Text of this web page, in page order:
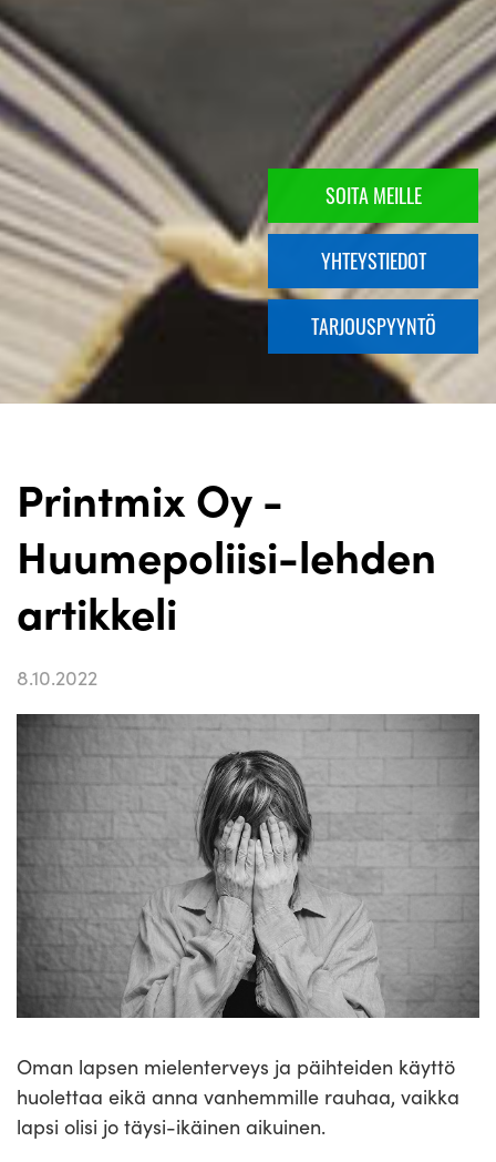
SOITA MEILLE
YHTEYSTIEDOT
TARJOUSPYYNTÖ
Printmix Oy -
Huumepoliisi-lehden
artikkeli
8.10.2022
Oman lapsen mielenterveys ja päihteiden käyttö
huolettaa eikä anna vanhemmille rauhaa, vaikka
lapsi olisi jo täysi-ikäinen aikuinen.